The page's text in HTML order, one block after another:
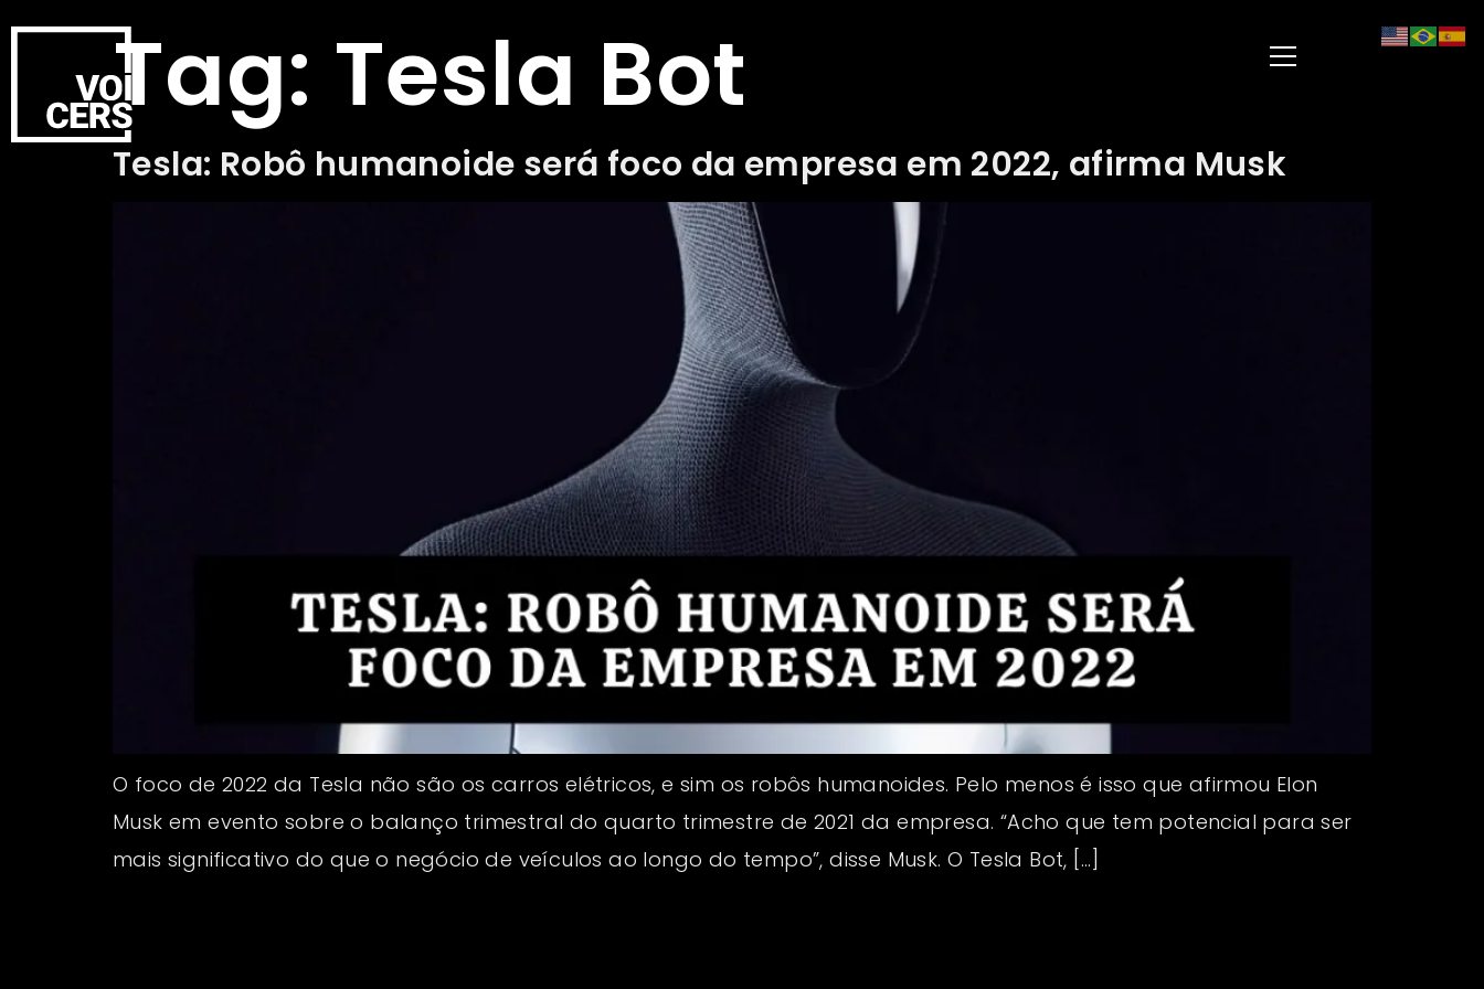
Tag: Tesla Bot
Tesla: Robô humanoide será foco da empresa em 2022, afirma Musk
O foco de 2022 da Tesla não são os carros elétricos, e sim os robôs humanoides. Pelo menos é isso que afirmou Elon
Musk em evento sobre o balanço trimestral do quarto trimestre de 2021 da empresa. “Acho que tem potencial para ser
mais significativo do que o negócio de veículos ao longo do tempo”, disse Musk. O Tesla Bot, […]